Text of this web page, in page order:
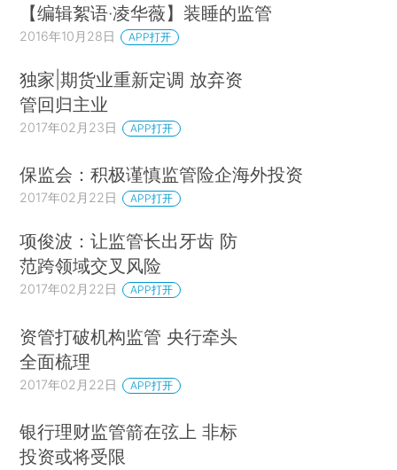
【编辑絮语·凌华薇】装睡的监管
2016年10月28日 APP打开
独家|期货业重新定调 放弃资
管回归主业
2017年02月23日 APP打开
保监会：积极谨慎监管险企海外投资
2017年02月22日 APP打开
项俊波：让监管长出牙齿 防
范跨领域交叉风险
2017年02月22日 APP打开
资管打破机构监管 央行牵头
全面梳理
2017年02月22日 APP打开
银行理财监管箭在弦上 非标
投资或将受限